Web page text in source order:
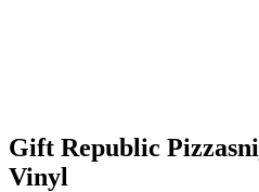
Gift Republic
Vinyl